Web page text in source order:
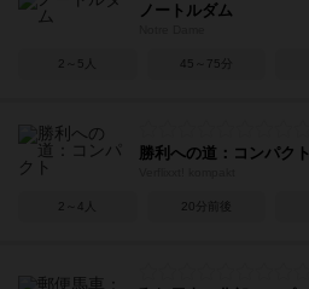
ノートルダム
2～5人 45～75分
勝利への道：コンパクト
2～4人 20分前後